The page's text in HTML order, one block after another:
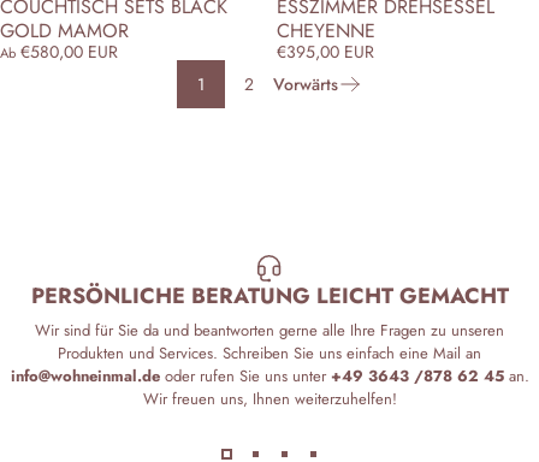
COUCHTISCH SETS BLACK
GOLD MAMOR
Ab €580,00 EUR
ESSZIMMER DREHSESSEL
CHEYENNE
€395,00 EUR
1
2 Vorwärts
PERSÖNLICHE BERATUNG LEICHT GEMACHT
Wir sind für Sie da und beantworten gerne alle Ihre Fragen zu unseren
Produkten und Services. Schreiben Sie uns einfach eine Mail an
info@wohneinmal.deoder rufen Sie uns unter+49 3643 /878 62 45an.
Wir freuen uns, Ihnen weiterzuhelfen!